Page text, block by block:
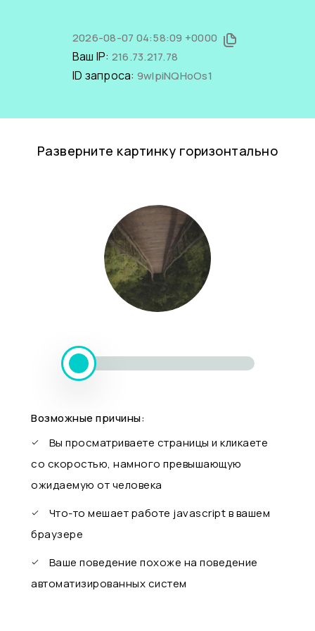
2026-08-07 04:58:09 +0000
Ваш IP: 216.73.217.78
ID запроса: 9wIpiNQHoOs1
Разверните картинку горизонтально
Возможные причины:
Вы просматриваете страницы и кликаете
со скоростью, намного превышающую
ожидаемую от человека
Что-то мешает работе javascript в вашем
браузере
Ваше поведение похоже на поведение
автоматизированных систем